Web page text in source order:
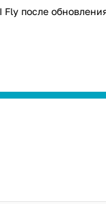
после